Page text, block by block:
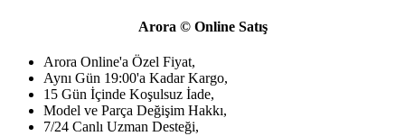
Arora © Online Satış
Arora Online'a Özel Fiyat,
Aynı Gün 19:00'a Kadar Kargo,
15 Gün İçinde Koşulsuz İade,
Model ve Parça Değişim Hakkı,
7/24 Canlı Uzman Desteği,